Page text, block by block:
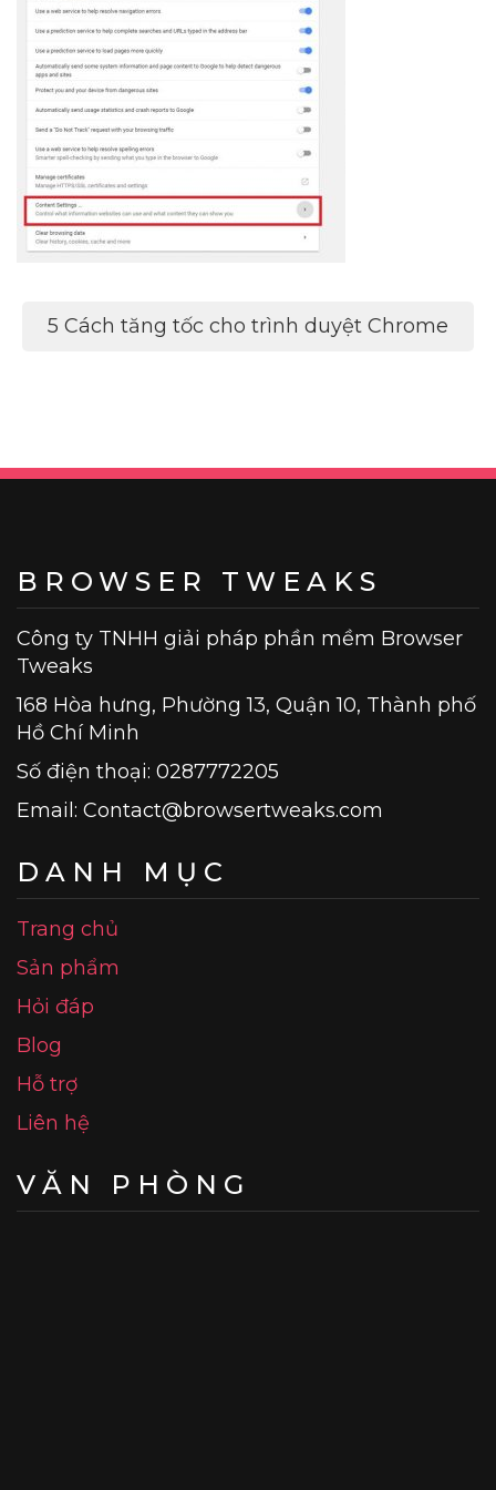
Điều
viết
5 Cách tăng tốc cho trình duyệt Chrome
BROWSER TWEAKS
Công ty TNHH giải pháp phần mềm Browser
Tweaks
168 Hòa hưng, Phường 13, Quận 10, Thành phố
Hồ Chí Minh
Số điện thoại: 0287772205
Email: Contact@browsertweaks.com
DANH MỤC
Trang chủ
Sản phẩm
Hỏi đáp
Blog
Hỗ trợ
Liên hệ
VĂN PHÒNG